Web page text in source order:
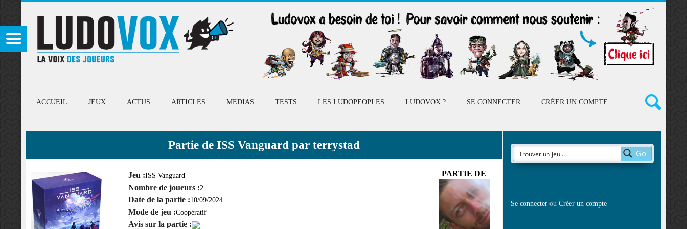
ACCUEIL JEUX ACTUS ARTICLES MEDIAS TESTS LES LUDOPEOPLES LUDOVOX ? SE CONNECTER CRÉER UN COMPTE
Partie de ISS Vanguard par terrystad
PARTIE DE
Jeu :ISS Vanguard
Nombre de joueurs :2
Date de la partie :10/09/2024
Mode de jeu :Coopératif
Avis sur la partie :
Go
Se connecterou Créer un compte